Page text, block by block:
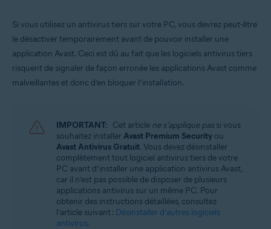
Produits:
VPN Avast SecureLine 5.x pour Windows
Avast BreachGuard 22.x pour Windows
Avast Cleanup Premium 22.x pour Windows
Avast Driver Updater 22.x pour Windows
Microsoft Windows 11 Famille/Pro/Entreprise/Éducation
Microsoft Windows 10 Famille/Pro/Entreprise/Éducation (32/64 bits)
Microsoft Windows 8.1/Professionnel/Entreprise (32/64 bits)
Microsoft Windows 8/Professionnel/Entreprise (32/64 bits)
Microsoft Windows 7 Édition Familiale Basique/Édition Familiale
Premium/Professionnel/Entreprise/Édition Intégrale - Service Pack 2
(32/64 bits)
Si vous utilisez un antivirus tiers sur votre PC, vous devrez peut-être
le désactiver temporairement avant de pouvoir installer une
application Avast. Ceci est dû au fait que les logiciels antivirus tiers
risquent de signaler de façon erronée les applications Avast comme
malveillantes et donc d’en bloquer l’installation.
IMPORTANT: Cet article ne s’applique passi vous
souhaitez installerAvast Premium Security ou
Avast Antivirus Gratuit. Vous devez désinstaller
complètement tout logiciel antivirus tiers de votre
PC avant d’installer une application antivirus Avast,
car il n’est pas possible de disposer de plusieurs
applications antivirus sur un même PC. Pour
obtenir des instructions détaillées, consultez
l’article suivant : Désinstaller d’autres logiciels
antivirus.